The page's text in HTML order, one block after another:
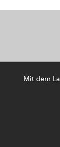
Mit dem